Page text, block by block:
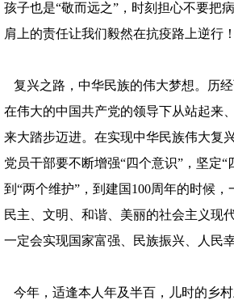
孩子也是“敬而远之”，时刻担心不要把
肩上的责任让我们毅然在抗疫路上逆行！
复兴之路，中华民族的伟大梦想。历
在伟大的中国共产党的领导下从站起来
来大踏步迈进。在实现中华民族伟大复
党员干部要不断增强“四个意识”，坚定“
到“两个维护”，到建国100周年的时候，
民主、文明、和谐、美丽的社会主义现
一定会实现国家富强、民族振兴、人民
今年，适逢本人年及半百，儿时的乡